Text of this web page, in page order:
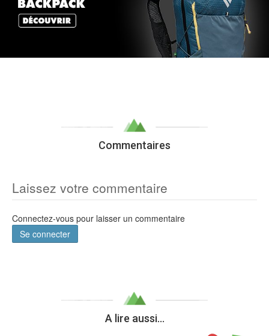
Commentaires
Laissez votre commentaire
Connectez-vous pour laisser un commentaire
Se connecter
A lire aussi...